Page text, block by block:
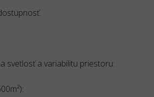
svetlosť a variabilitu priestoru: